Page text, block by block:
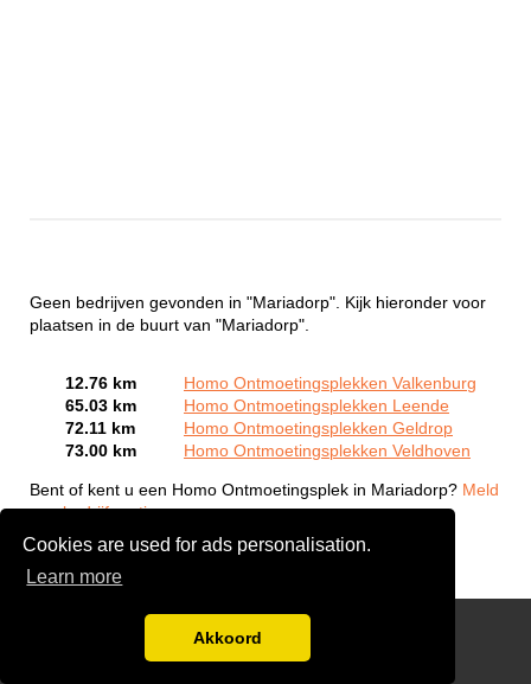
Cookies are used for ads personalisation.
Learn more
Akkoord
Geen bedrijven gevonden in "Mariadorp". Kijk hieronder voor
plaatsen in de buurt van "Mariadorp".
12.76 km
Homo Ontmoetingsplekken Valkenburg
65.03 km
Homo Ontmoetingsplekken Leende
72.11 km
Homo Ontmoetingsplekken Geldrop
73.00 km
Homo Ontmoetingsplekken Veldhoven
Bent of kent u een Homo Ontmoetingsplek in Mariadorp? Meld
een bedrijf gratis aan